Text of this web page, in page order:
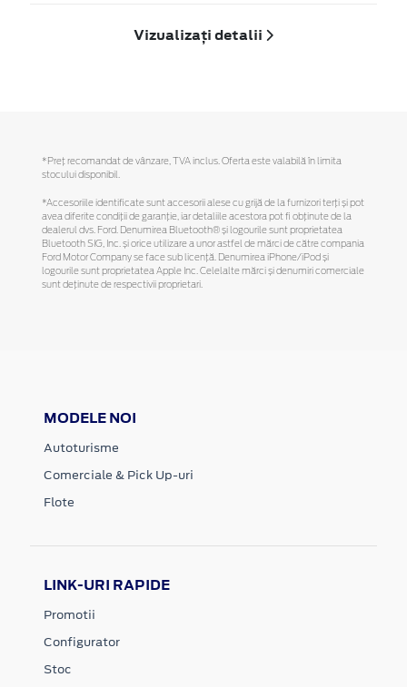
Vizualizați detalii
*Preţ recomandat de vânzare, TVA inclus. Oferta este valabilă în limita
stocului disponibil.
*Accesoriile identificate sunt accesorii alese cu grijă de la furnizori terți și pot
avea diferite condiții de garanție, iar detaliile acestora pot fi obținute de la
dealerul dvs. Ford. Denumirea Bluetooth® și logourile sunt proprietatea
Bluetooth SIG, Inc. și orice utilizare a unor astfel de mărci de către compania
Ford Motor Company se face sub licență. Denumirea iPhone/iPod și
logourile sunt proprietatea Apple Inc. Celelalte mărci și denumiri comerciale
sunt deținute de respectivii proprietari.
MODELE NOI
Autoturisme
Comerciale & Pick Up-uri
Flote
LINK-URI RAPIDE
Promotii
Configurator
Stoc